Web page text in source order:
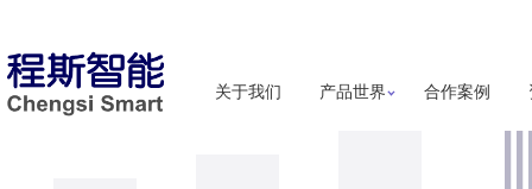
关于我们 产品世界 合作案例